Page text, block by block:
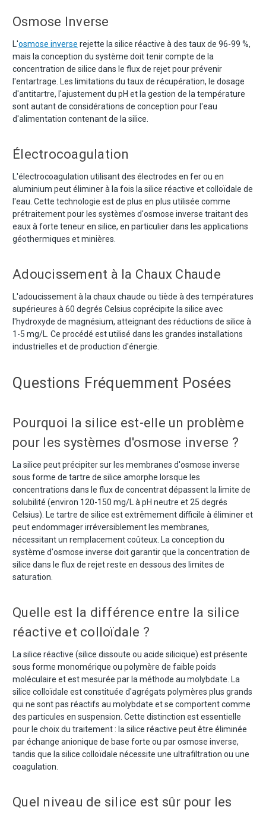
Osmose Inverse
L'osmose inverse rejette la silice réactive à des taux de 96-99 %,
mais la conception du système doit tenir compte de la
concentration de silice dans le flux de rejet pour prévenir
l'entartrage. Les limitations du taux de récupération, le dosage
d'antitartre, l'ajustement du pH et la gestion de la température
sont autant de considérations de conception pour l'eau
d'alimentation contenant de la silice.
Électrocoagulation
L'électrocoagulation utilisant des électrodes en fer ou en
aluminium peut éliminer à la fois la silice réactive et colloïdale de
l'eau. Cette technologie est de plus en plus utilisée comme
prétraitement pour les systèmes d'osmose inverse traitant des
eaux à forte teneur en silice, en particulier dans les applications
géothermiques et minières.
Adoucissement à la Chaux Chaude
L'adoucissement à la chaux chaude ou tiède à des températures
supérieures à 60 degrés Celsius coprécipite la silice avec
l'hydroxyde de magnésium, atteignant des réductions de silice à
1-5 mg/L. Ce procédé est utilisé dans les grandes installations
industrielles et de production d'énergie.
Questions Fréquemment Posées
Pourquoi la silice est-elle un problème
pour les systèmes d'osmose inverse ?
La silice peut précipiter sur les membranes d'osmose inverse
sous forme de tartre de silice amorphe lorsque les
concentrations dans le flux de concentrat dépassent la limite de
solubilité (environ 120-150 mg/L à pH neutre et 25 degrés
Celsius). Le tartre de silice est extrêmement difficile à éliminer et
peut endommager irréversiblement les membranes,
nécessitant un remplacement coûteux. La conception du
système d'osmose inverse doit garantir que la concentration de
silice dans le flux de rejet reste en dessous des limites de
saturation.
Quelle est la différence entre la silice
réactive et colloïdale ?
La silice réactive (silice dissoute ou acide silicique) est présente
sous forme monomérique ou polymère de faible poids
moléculaire et est mesurée par la méthode au molybdate. La
silice colloïdale est constituée d'agrégats polymères plus grands
qui ne sont pas réactifs au molybdate et se comportent comme
des particules en suspension. Cette distinction est essentielle
pour le choix du traitement : la silice réactive peut être éliminée
par échange anionique de base forte ou par osmose inverse,
tandis que la silice colloïdale nécessite une ultrafiltration ou une
coagulation.
Quel niveau de silice est sûr pour les